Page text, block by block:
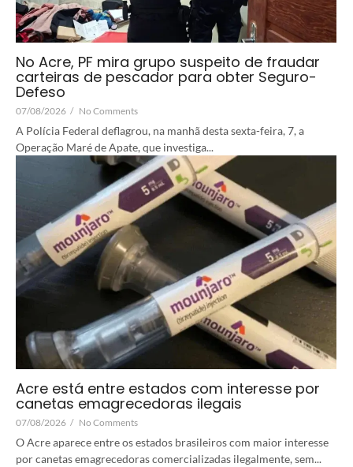
No Acre, PF mira grupo suspeito de fraudar
carteiras de pescador para obter Seguro-
Defeso
07/08/2026 / No Comments
A Polícia Federal deflagrou, na manhã desta sexta-feira, 7, a
Operação Maré de Apate, que investiga...
Acre está entre estados com interesse por
canetas emagrecedoras ilegais
07/08/2026 / No Comments
O Acre aparece entre os estados brasileiros com maior interesse
por canetas emagrecedoras comercializadas ilegalmente, sem...